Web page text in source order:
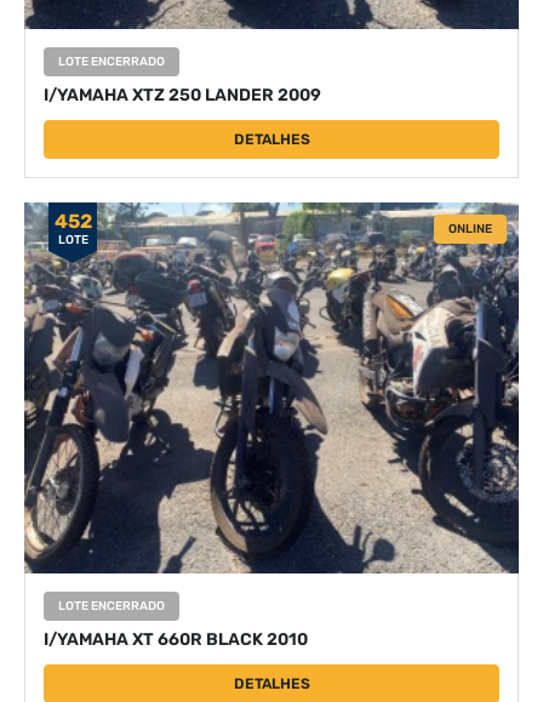
LOTE ENCERRADO
I/YAMAHA XTZ 250 LANDER 2009
DETALHES
452
LOTE
ONLINE
LOTE ENCERRADO
I/YAMAHA XT 660R BLACK 2010
DETALHES